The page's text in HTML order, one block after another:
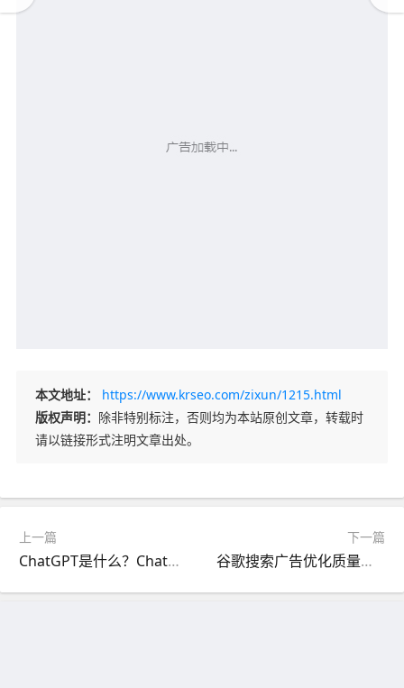
本文地址：
https://www.krseo.com/zixun/1215.html
版权声明： 除非特别标注，否则均为本站原创文章，转载时
请以链接形式注明文章出处。
上一篇
ChatGPT是什么？ChatGPT是如何工作的？
下一篇
谷歌搜索广告优化质量得分的方法